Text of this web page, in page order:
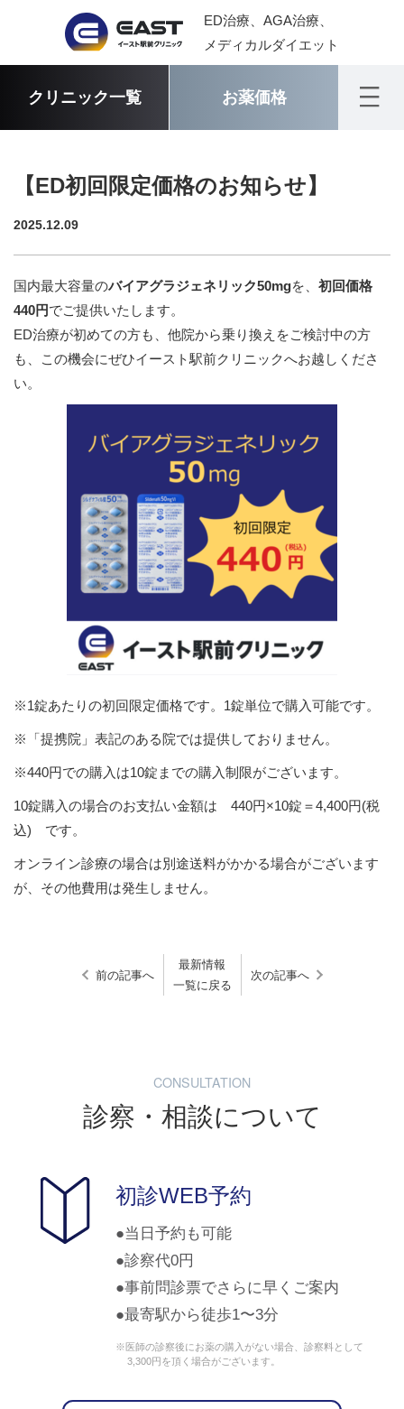
ED治療、AGA治療、
メディカルダイエット
クリニック一覧 お薬価格
【ED初回限定価格のお知らせ】
2025.12.09
国内最大容量のバイアグラジェネリック50mgを、 初回価格
440円でご提供いたします。
ED治療が初めての方も、他院から乗り換えをご検討中の方
も、この機会にぜひイースト駅前クリニックへお越しくださ
い。
※1錠あたりの初回限定価格です。1錠単位で購入可能です。
※「提携院」表記のある院では提供しておりません。
※440円での購入は10錠までの購入制限がございます。
10錠購入の場合のお支払い金額は 440円×10錠＝4,400円(税
込) です。
オンライン診療の場合は別途送料がかかる場合がございます
が、その他費用は発生しません。
前の記事へ
最新情報
一覧に戻る
次の記事へ
CONSULTATION
診察・相談について
初診WEB予約
当日予約も可能
診察代0円
事前問診票でさらに早くご案内
最寄駅から徒歩1〜3分
※医師の診察後にお薬の購入がない場合、診察料として
3,300円を頂く場合がございます。